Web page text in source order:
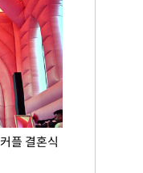
플 결혼식